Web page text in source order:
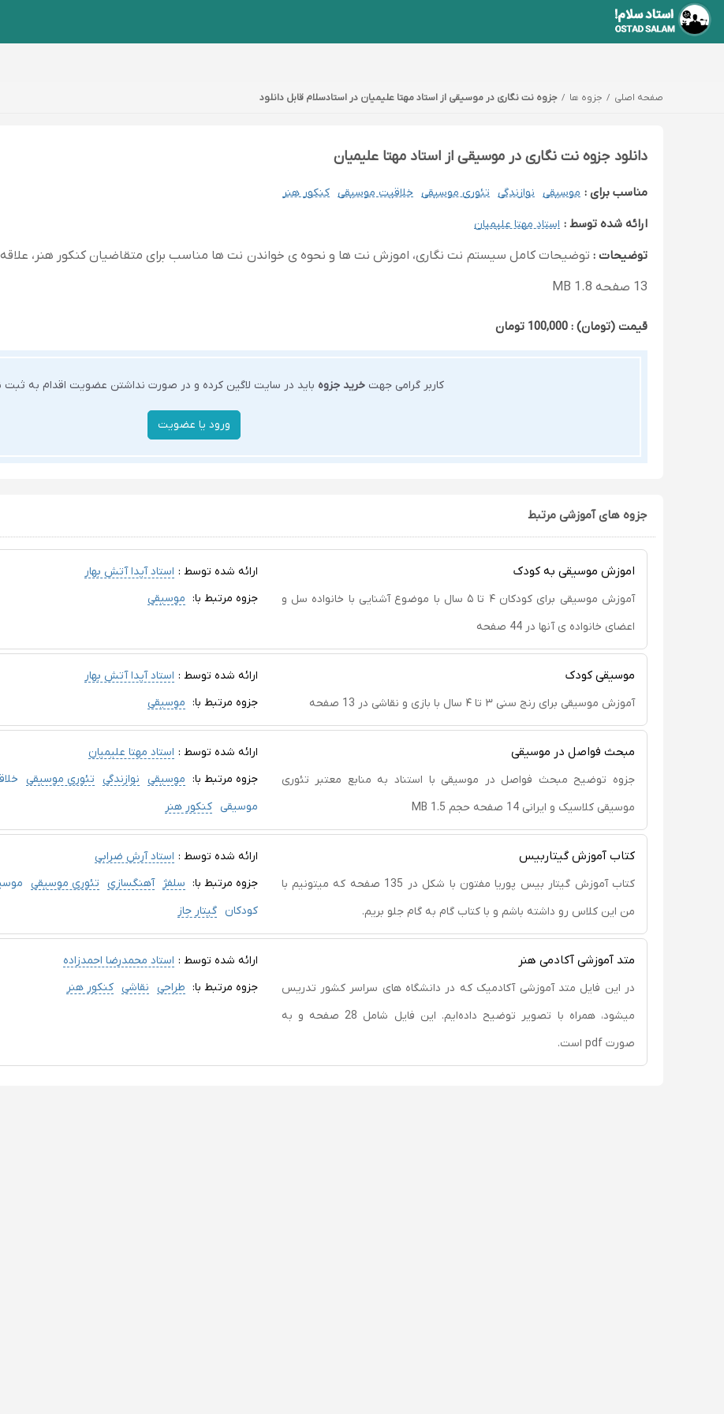
صفحه اصلی جزوه ها جزوه نت نگاری در موسیقی از استاد مهتا علیمیان در استادسلام قابل دانلود
دانلود جزوه نت نگاری در موسیقی از استاد مهتا علیمیان
مناسب برای : موسیقی نوازندگی تئوری موسیقی خلاقیت موسیقی کنکور هنر
ارائه شده توسط : استاد مهتا علیمیان
توضیحات : توضیحات کامل سیستم نت نگاری، اموزش نت ها و نحوه ی خواندن نت ها مناسب برای متقاضیان کنکور هنر،
13 صفحه 1.8 MB
قیمت (تومان) : 100,000 تومان
کاربر گرامی جهتخرید جزوه باید در سایت لاگین کرده و در صورت نداشتن عضویت اقدام به ثبت
جزوه های آموزشی مرتبط
اموزش موسیقی به کودک
آموزش موسیقی برای کودکان ۴ تا ۵ سال با موضوع آشنایی با خانواده سل و
اعضای خانواده ی آنها در 44 صفحه
ارائه شده توسط : استاد آیدا آتش بهار
جزوه مرتبط با: موسیقی
موسیقی کودک
آموزش موسیقی برای رنج سنی ۳ تا ۴ سال با بازی و نقاشی در 13 صفحه
ارائه شده توسط : استاد آیدا آتش بهار
جزوه مرتبط با: موسیقی
مبحث فواصل در موسیقی
جزوه توضیح مبحث فواصل در موسیقی با استناد به منابع معتبر تئوری
موسیقی کلاسیک و ایرانی 14 صفحه حجم 1.5 MB
ارائه شده توسط : استاد مهتا علیمیان
جزوه مرتبط با: موسیقی نوازندگی تئوری موسیقی
موسیقی کنکور هنر
کتاب آموزش گیتاربیس
کتاب آموزش گیتار بیس پوریا مفتون با شکل در 135 صفحه که میتونیم با
من این کلاس رو داشته باشم و با کتاب گام به گام جلو بریم.
ارائه شده توسط : استاد آرش ضرابی
جزوه مرتبط با: سلفژ آهنگسازی تئوری موسیقی
کودکان گیتار جاز
متد آموزشی آکادمی هنر
در این فایل متد آموزشی آکادمیک که در دانشگاه های سراسر کشور تدریس
میشود، همراه با تصویر توضیح داده‌ایم. این فایل شامل 28 صفحه و به
صورت pdf است.
ارائه شده توسط : استاد محمدرضا احمدزاده
جزوه مرتبط با: طراحی نقاشی کنکور هنر